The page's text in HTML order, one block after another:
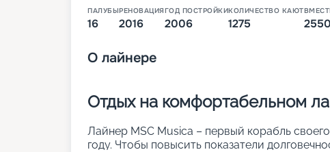
ПАЛУБЫ
16
РЕНОВАЦИЯ
2016
ГОД ПОСТРОЙКИ
2006
КОЛИЧЕСТВО КАЮТ
1275 2550
О лайнере
Отдых на комфортабельном
Лайнер MSC Musica – первый корабль
году. Чтобы повысить показатели